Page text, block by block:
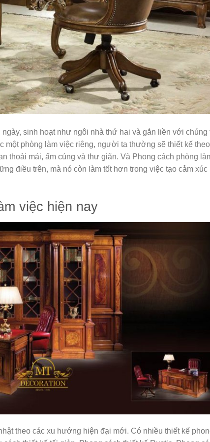
sinh hoạt như ngôi nhà thứ hai và gắn liền với chúng
một phòng làm việc riêng, người ta thường sẽ thiết kế theo
thoải mái, ấm cúng và thư giãn. Và Phong cách phòng
điều trên, mà nó còn làm tốt hơn trong việc tạo cảm xúc
việc hiện nay
theo các xu hướng hiện đại mới. Có nhiều thiết kế